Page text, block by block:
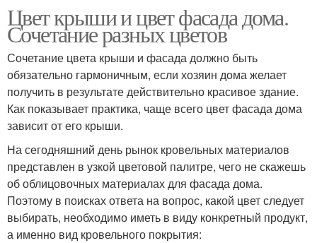
Цвет крыши и цвет фасада дома.
Сочетание разных цветов
Сочетание цвета крыши и фасада должно быть
обязательно гармоничным, если хозяин дома желает
получить в результате действительно красивое здание.
Как показывает практика, чаще всего цвет фасада дома
зависит от его крыши.
На сегодняшний день рынок кровельных материалов
представлен в узкой цветовой палитре, чего не скажешь
об облицовочных материалах для фасада дома.
Поэтому в поисках ответа на вопрос, какой цвет следует
выбирать, необходимо иметь в виду конкретный продукт,
а именно вид кровельного покрытия: